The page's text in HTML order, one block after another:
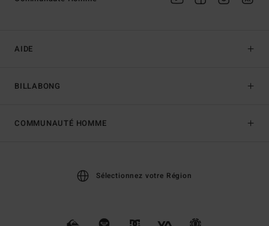
AIDE
BILLABONG
COMMUNAUTÉ HOMME
Sélectionnez votre Région